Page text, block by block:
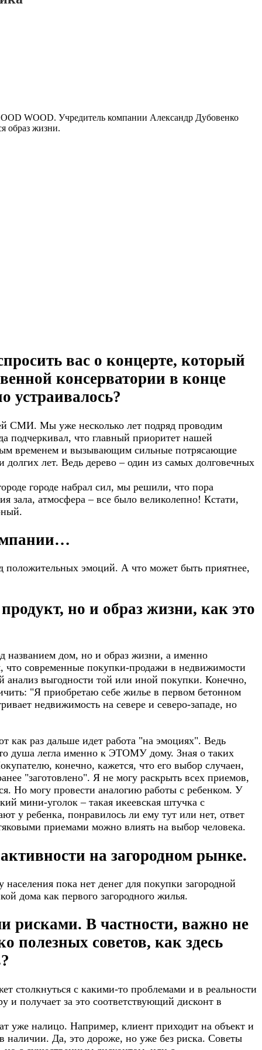
WOOD. Учредитель компании Александр Дубовенко
образ жизни.
вас о концерте, который
консерватории в конце
устраивалось?
СМИ. Мы уже несколько лет подряд проводим
подчеркивал, что главный приоритет нашей
временем и вызывающим сильные потрясающие
лет. Ведь дерево – один из самых долговечных
городе набрал сил, мы решили, что пора
зала, атмосфера – все было великолепно! Кстати,
положительных эмоций. А что может быть приятнее,
но и образ жизни, как это
названием дом, но и образ жизни, а именно
что современные покупки-продажи в недвижимости
анализ выгодности той или иной покупки. Конечно,
"Я приобретаю себе жилье в первом бетонном
недвижимость на севере и северо-западе, но
раз дальше идет работа "на эмоциях". Ведь
душа легла именно к ЭТОМУ дому. Зная о таких
конечно, кажется, что его выбор случаен,
"заготовлено". Я не могу раскрыть всех приемов,
Но могу провести аналогию работы с ребенком. У
мини-уголок – такая икеевская штучка с
у ребенка, понравилось ли ему тут или нет, ответ
приемами можно влиять на выбор человека.
на загородном рынке.
пока нет денег для покупки загородной
дома как первого загородного жилья.
рисками. В частности, важно не
полезных советов, как здесь
столкнуться с какими-то проблемами и в реальности
и получает за это соответствующий дисконт в
уже налицо. Например, клиент приходит на объект и
наличии. Да, это дороже, но уже без риска. Советы